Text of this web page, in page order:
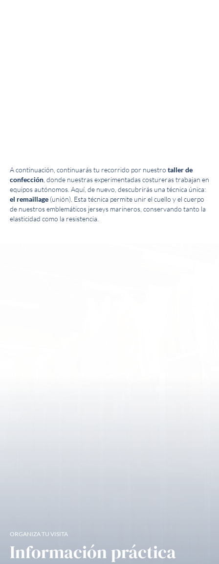
A continuación, continuarás tu recorrido por nuestro taller de
confección , donde nuestras experimentadas costureras trabajan en
equipos autónomos. Aquí, de nuevo, descubrirás una técnica única:
el remaillage (unión). Esta técnica permite unir el cuello y el cuerpo
de nuestros emblemáticos jerseys marineros, conservando tanto la
elasticidad como la resistencia.
ORGANIZA TU VISITA
Información práctica